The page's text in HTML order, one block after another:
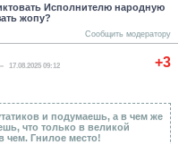
Исполнителю народную
жопу?
Сообщить модератору
+3
17.08.2025 09:12
и подумаешь, а в чем же
что только в великой
чем. Гнилое место!